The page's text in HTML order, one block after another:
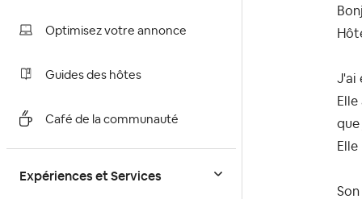
Optimisez votre annonce
Guides des hôtes
Café de la communauté
Expériences et Services
J'ai
que